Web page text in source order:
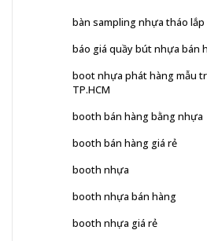
bàn sampling nhựa tháo lắp
báo giá quầy bút nhựa bán
boot nhựa phát hàng mẫu
TP.HCM
booth bán hàng bằng nhựa
booth bán hàng giá rẻ
booth nhựa
booth nhựa bán hàng
booth nhựa giá rẻ